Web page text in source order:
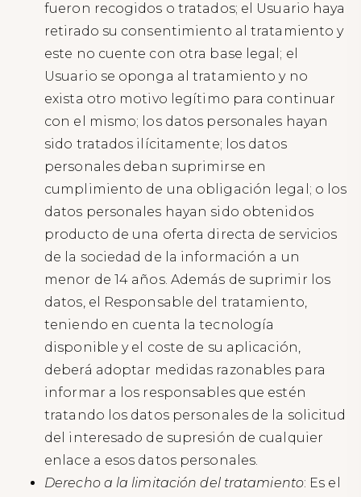
fueron recogidos o tratados; el Usuario haya
retirado su consentimiento al tratamiento y
este no cuente con otra base legal; el
Usuario se oponga al tratamiento y no
exista otro motivo legítimo para continuar
con el mismo; los datos personales hayan
sido tratados ilícitamente; los datos
personales deban suprimirse en
cumplimiento de una obligación legal; o los
datos personales hayan sido obtenidos
producto de una oferta directa de servicios
de la sociedad de la información a un
menor de 14 años. Además de suprimir los
datos, el Responsable del tratamiento,
teniendo en cuenta la tecnología
disponible y el coste de su aplicación,
deberá adoptar medidas razonables para
informar a los responsables que estén
tratando los datos personales de la solicitud
del interesado de supresión de cualquier
enlace a esos datos personales.
Derecho a la limitación del tratamiento: Es el